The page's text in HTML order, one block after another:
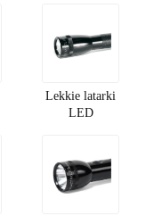
Lekkie latarki
LED